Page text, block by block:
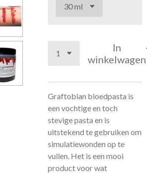
In
winkelwagen
Graftobian bloedpasta is
een vochtige en toch
stevige pasta en is
uitstekend te gebruiken om
simulatiewonden op te
vullen. Het is een mooi
product voor wat